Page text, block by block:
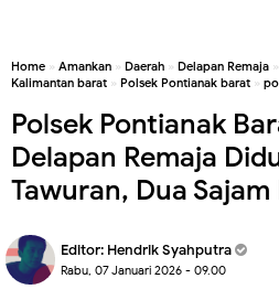
Home » Amankan » Daerah » Delapan Remaja »
Kalimantan barat » Polsek Pontianak barat »
Polsek Pontianak
Delapan Remaja
Tawuran, Dua
Editor: Hendrik Syahputra
Rabu, 07 Januari 2026 - 09.00